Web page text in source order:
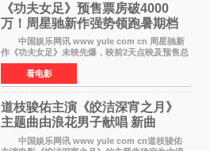
《功夫女足》预售票房破4000
万！周星驰新作强势领跑暑期档
中国娱乐网讯 www yule com cn 周星驰新
作《功夫女足》未映先爆，映前2天点映及预售总
票房已突破4000万大关，成为暑期档最受期待的
电影之一。这部融合功夫元素与足球题材的喜剧
电影，将于7月
看电影
道枝骏佑主演《皎洁深宵之月》
主题曲由浪花男子献唱 新曲
《Moonlit》预告公开
中国娱乐网讯 www yule com cn道枝骏佑